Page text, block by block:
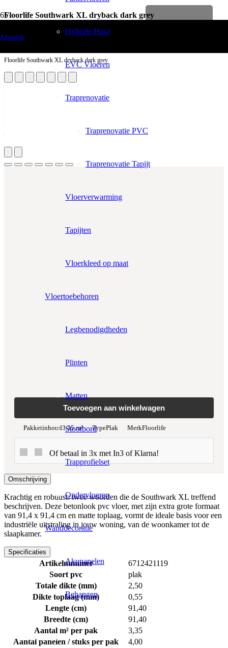
Afspraak
Hybride Hout
EVC Vloeren
Traprenovatie
Traprenovatie PVC
Traprenovatie Tapijt
Vloerverwarming
Tapijten
Vloerkleed op maat
Vloertoebehoren
Legbenodigdheden
Plinten
Matten
Stootbord
Trapprofielset
Ondervloeren
Wanddecoratie
Akupanelen
Behangen
Contact
Floorlife Southwark XL dryback dark grey
Floorlife Southwark XL dryback dark grey
Aantal pakken (3.35 m²)
Toevoegen aan winkelwagen
Pakketinhoud3.35 m² TypePlak MerkFloorlife
Of betaal in 3x met In3 of Klarna!
Omschrijving
Krachtig en robuust: twee woorden die de Southwark XL treffend
beschrijven. Deze betonlook pvc vloer, met zijn extra grote formaat
van 91,4 x 91,4 cm en matte toplaag, vormt de ideale basis voor een
industriële uitstraling in jouw woning, van de woonkamer tot de
slaapkamer.
Specificaties
Artikelnummer
6712421119
Soort pvc
plak
Totale dikte (mm)
2,50
Dikte toplaag (mm)
0,55
Lengte (cm)
91,40
Breedte (cm)
91,40
Aantal m² per pak
3,35
Aantal panelen / stuks per pak
4,00